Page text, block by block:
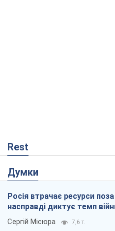
Rest
Думки
Росія втрачає ресурси
насправді диктує темп
Сергій Місюра 7,6 т.